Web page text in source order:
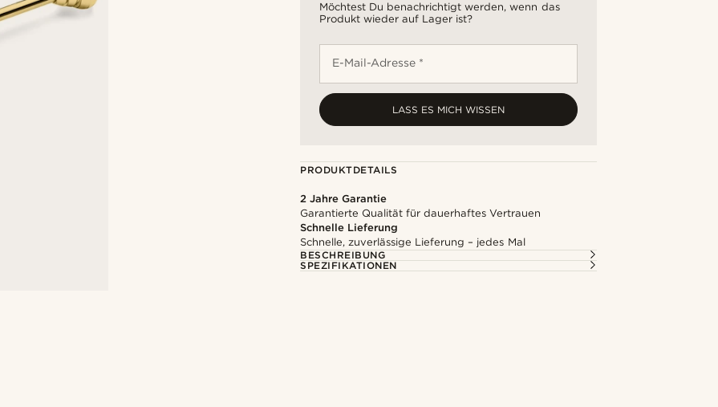
Möchtest Du benachrichtigt werden, wenn das
Produkt wieder auf Lager ist?
E-Mail-Adresse *
LASS ES MICH WISSEN
PRODUKTDETAILS
2 Jahre Garantie
Garantierte Qualität für dauerhaftes Vertrauen
Schnelle Lieferung
Schnelle, zuverlässige Lieferung – jedes Mal
BESCHREIBUNG
SPEZIFIKATIONEN